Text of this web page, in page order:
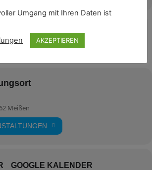
Equipment und Instrumente, sowie,
kulinarische Naschereien für Alle.
(GMT-11:00)
Meißen
GOOGLE KALENDER
Umgang mit Ihren Daten ist
AKZEPTIEREN